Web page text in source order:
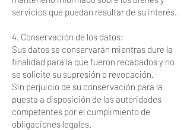
servicios que puedan resultar de su interés.
4. Conservación de los datos:
Sus datos se conservarán mientras dure la
finalidad para la que fueron recabados y no
se solicite su supresión o revocación.
Sin perjuicio de su conservación para la
puesta a disposición de las autoridades
competentes por el cumplimiento de
obligaciones legales.